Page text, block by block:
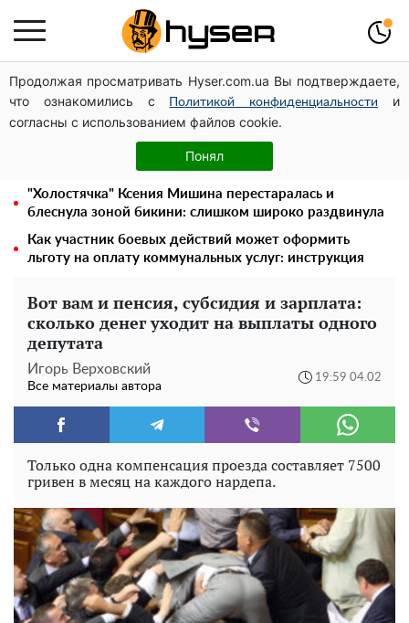
Продолжая просматривать Hyser.com.ua Вы подтверждаете,
что ознакомились с
Политикой конфиденциальности
и
согласны с использованием файлов cookie.
Понял
Украинская авиатранспортная ассоциация обратилась
в Минфин с призывом унифицировать
налогообложение авиализинга
Голая Елена Тополя в интересных позах заставила
отвисать челюсти: слив видео – было только началом
"Холостячка" Ксения Мишина перестаралась и
блеснула зоной бикини: слишком широко раздвинула
Как участник боевых действий может оформить
льготу на оплату коммунальных услуг: инструкция
Вот вам и пенсия, субсидия и зарплата:
сколько денег уходит на выплаты одного
депутата
Игорь Верховский
Все материалы автора
19:59 04.02
Только одна компенсация проезда составляет 7500
гривен в месяц на каждого нардепа.